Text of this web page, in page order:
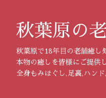
秋葉原の
秋葉原で18年目の老舗癒し
本物の癒しを皆様にご提供
全身もみほぐし,足裏,ハン